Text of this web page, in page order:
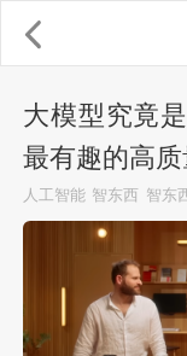
大模型究竟
最有趣的高
人工智能 智东西 智东